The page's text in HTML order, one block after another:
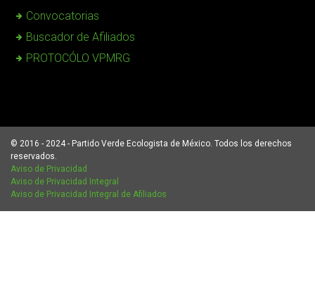
Convocatorias
Buscador de Afiliados
PROTOCÓLO VPMRG
© 2016 - 2024 - Partido Verde Ecologista de México. Todos los derechos
reservados.
Aviso de Privacidad
Aviso de Privacidad Integral
Aviso de Privacidad Integral de Afiliados